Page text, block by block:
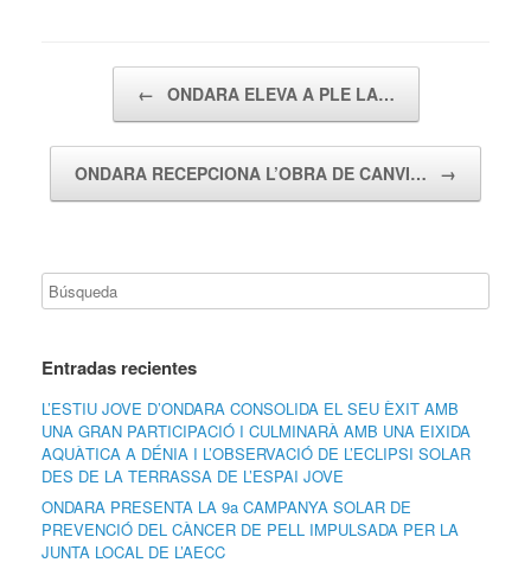
← ONDARA ELEVA A PLE LA…
ONDARA RECEPCIONA L’OBRA DE CANVI… →
Entradas recientes
L’ESTIU JOVE D’ONDARA CONSOLIDA EL SEU ÈXIT AMB
UNA GRAN PARTICIPACIÓ I CULMINARÀ AMB UNA EIXIDA
AQUÀTICA A DÉNIA I L’OBSERVACIÓ DE L’ECLIPSI SOLAR
DES DE LA TERRASSA DE L’ESPAI JOVE
ONDARA PRESENTA LA 9a CAMPANYA SOLAR DE
PREVENCIÓ DEL CÀNCER DE PELL IMPULSADA PER LA
JUNTA LOCAL DE L’AECC